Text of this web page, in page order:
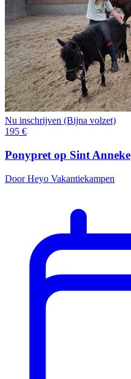
Nu inschrijven (Bijna volzet)
195 €
Ponypret op Sint Anneke
Door Heyo Vakantiekampen